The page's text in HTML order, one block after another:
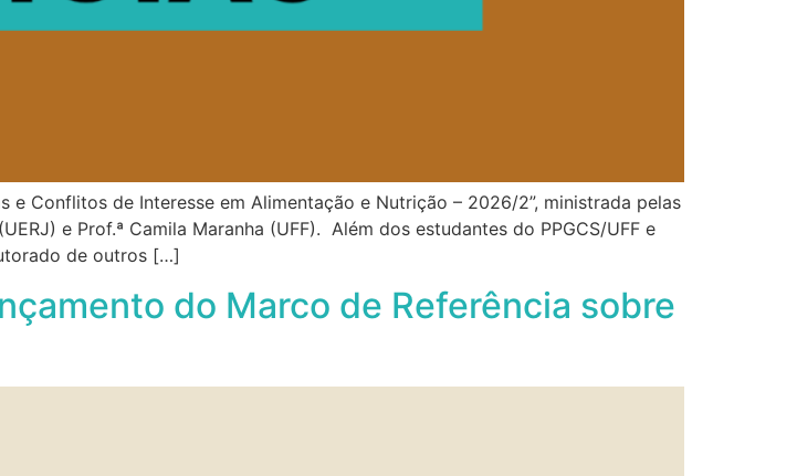
Conflitos de Interesse em Alimentação e Nutrição – 2026/2”, ministrada pelas
e Prof.ª Camila Maranha (UFF). Além dos estudantes do PPGCS/UFF e
de outros […]
do Marco de Referência sobre